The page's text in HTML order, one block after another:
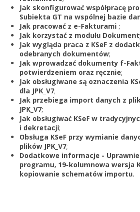
Jak skonfigurować współpracę
Subiekta GT na wspólnej bazie
Jak pracować z e-Fakturami ;
Jak korzystać z modułu
Jak wygląda praca z KSeF z
odebranych dokumentów;
Jak wprowadzać dokumenty f-
potwierdzeniem oraz ręcznie;
Jak obsługiwane są oznaczenia
dla JPK_V7;
Jak przebiega import danych z
JPK_V7;
Jak obsługiwać KSeF w
i dekretacji;
Obsługa KSeF przy wymianie
plików JPK_V7;
Dodatkowe informacje -
programu, 19-kolumnowa wersja
kopiowanie schematów importu.